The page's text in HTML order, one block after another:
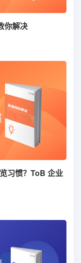
你解决
习惯？ToB 企业